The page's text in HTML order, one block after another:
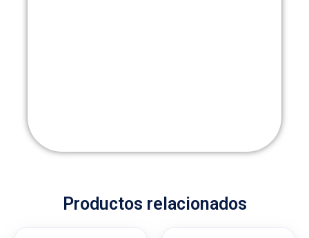
Productos relacionados